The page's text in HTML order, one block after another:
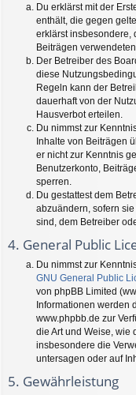
Du erklärst mit der
enthält, die gegen
erklärst insbesondere,
Beiträgen
Der Betreiber des
diese
Regeln kann der
dauerhaft von der
Hausverbot erteilen.
Du nimmst zur
Inhalte von Beiträgen
er nicht zur Kenntnis
Benutzerkonto,
sperren.
Du gestattest dem
abzuändern, sofern
sind, dem Betreiber
4. General Public
Du nimmst zur
GNU General Public
von phpBB Limited
Informationen werden
www.phpbb.de zur
die Art und Weise, wie
insbesondere die
untersagen oder auf
5. Gewährleistung